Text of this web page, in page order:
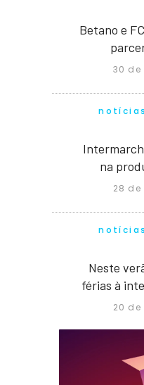
Betano e
30 de
na
28 de
Neste
férias à
20 de